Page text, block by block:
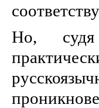
Но, судя